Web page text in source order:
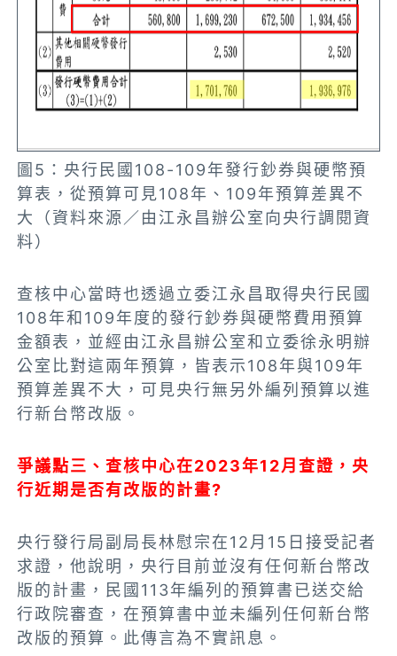
圖5：央行民國108-109年發行鈔券與硬幣預
算表，從預算可見108年、109年預算差異不
大（資料來源／由江永昌辦公室向央行調閱資
料）
查核中心當時也透過立委江永昌取得央行民國
108年和109年度的發行鈔券與硬幣費用預算
金額表，並經由江永昌辦公室和立委徐永明辦
公室比對這兩年預算，皆表示108年與109年
預算差異不大，可見央行無另外編列預算以進
行新台幣改版。
爭議點三、查核中心在2023年12月查證，央
行近期是否有改版的計畫?
央行發行局副局長林慰宗在12月15日接受記者
求證，他說明，央行目前並沒有任何新台幣改
版的計畫，民國113年編列的預算書已送交給
行政院審查，在預算書中並未編列任何新台幣
改版的預算。此傳言為不實訊息。